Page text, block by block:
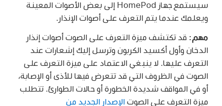
سيستمع جهاز HomePod إلى بعض الأصوات المعينة
ويعلمك عندما يتم التعرف على أصوات الإنذار.
مهم: قد تكتشف ميزة التعرف على الصوت أصوات إنذار
الدخان وأول أكسيد الكربون وترسل إليك إشعارات عند
التعرف عليها. لا ينبغي الاعتماد على ميزة التعرف على
الصوت في الظروف التي قد تتعرض فيها للأذى أو الإصابة،
أو في المواقف شديدة الخطورة أو حالات الطوارئ. تتطلب
ميزة التعرف على الصوت الإصدار الجديد من